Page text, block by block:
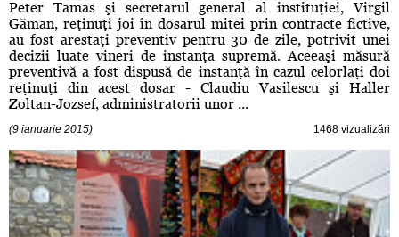
Peter Tamas şi secretarul general al instituţiei, Virgil
Găman, reţinuţi joi în dosarul mitei prin contracte fictive,
au fost arestaţi preventiv pentru 30 de zile, potrivit unei
decizii luate vineri de instanţa supremă. Aceeaşi măsură
preventivă a fost dispusă de instanţă în cazul celorlaţi doi
reţinuţi din acest dosar - Claudiu Vasilescu şi Haller
Zoltan-Jozsef, administratorii unor ...
(9 ianuarie 2015) 1468 vizualizări